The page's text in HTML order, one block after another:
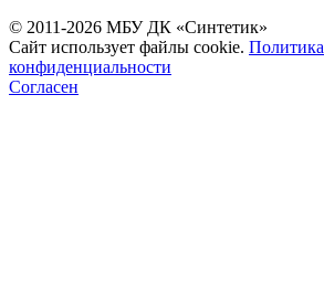
© 2011-2026 МБУ ДК «Синтетик»
Сайт использует файлы cookie. Политика
конфиденциальности
Согласен